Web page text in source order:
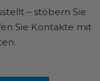
– stöbern Sie
Sie Kontakte mit